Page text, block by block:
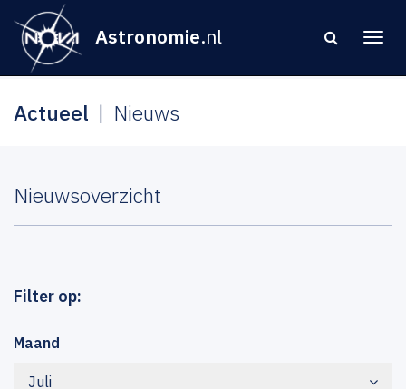
Astronomie.nl
Actueel Nieuws
Nieuwsoverzicht
Filter op:
Maand
Juli